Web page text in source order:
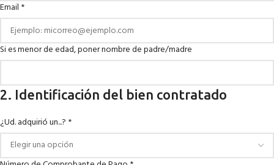
Monto
Móvil
Completos
Email *
Si es menor de edad, poner nombre de padre/madre
2. Identificación del bien contratado
¿Ud. adquirió un...? *